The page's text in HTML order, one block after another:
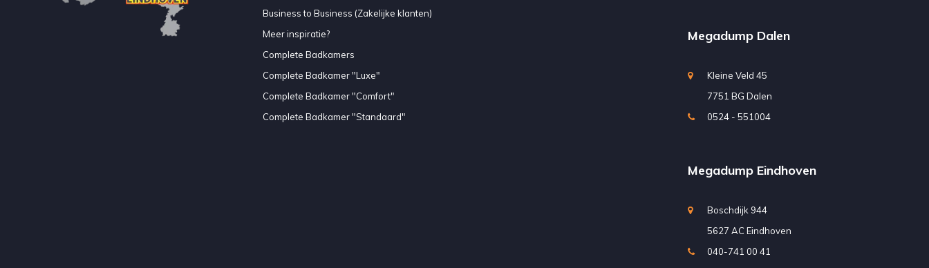
Business to Business (Zakelijke klanten)
Meer inspiratie?
Complete Badkamers
Complete Badkamer "Luxe"
Complete Badkamer "Comfort"
Complete Badkamer "Standaard"
Megadump Dalen
Kleine Veld 45
7751 BG Dalen
0524 - 551004
Megadump Eindhoven
Boschdijk 944
5627 AC Eindhoven
040-741 00 41